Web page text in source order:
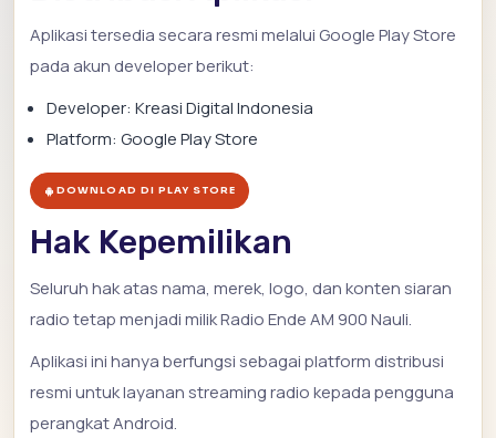
Aplikasi tersedia secara resmi melalui Google Play Store
pada akun developer berikut:
Developer: Kreasi Digital Indonesia
Platform: Google Play Store
DOWNLOAD DI PLAY STORE
Hak Kepemilikan
Seluruh hak atas nama, merek, logo, dan konten siaran
radio tetap menjadi milik Radio Ende AM 900 Nauli.
Aplikasi ini hanya berfungsi sebagai platform distribusi
resmi untuk layanan streaming radio kepada pengguna
perangkat Android.